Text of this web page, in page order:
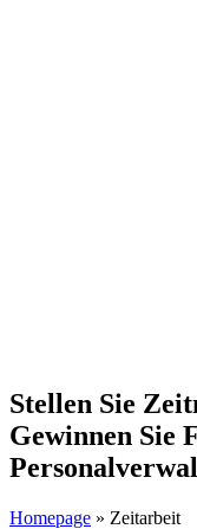
Stellen Sie
Gewinnen Sie
Homepage » Zeitarbeit